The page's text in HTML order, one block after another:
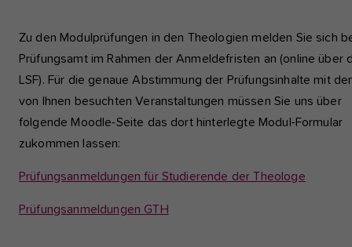
Zu den Modulprüfungen in den Theologien melden Sie sich
Prüfungsamt im Rahmen der Anmeldefristen an (online über
LSF). Für die genaue Abstimmung der Prüfungsinhalte mit
von Ihnen besuchten Veranstaltungen müssen Sie uns über
folgende Moodle-Seite das dort hinterlegte Modul-Formular
zukommen lassen:
Prüfungsanmeldungen für Studierende der Theologe
Prüfungsanmeldungen GTH
Name etracker
Anbieter etracker GmbH - 20459 Hamburg
Zweck
Diese Gruppe beinhaltet alle Skripte für
Es hilft uns die Nutzererfahrung der Website zu
Cookie-Informationen anzeigen
Externe Inhalte
Wir verwenden auf unserer Website externe Inhalte, um Ihnen
zusätzliche Informationen anzubieten, wie Google Maps oder